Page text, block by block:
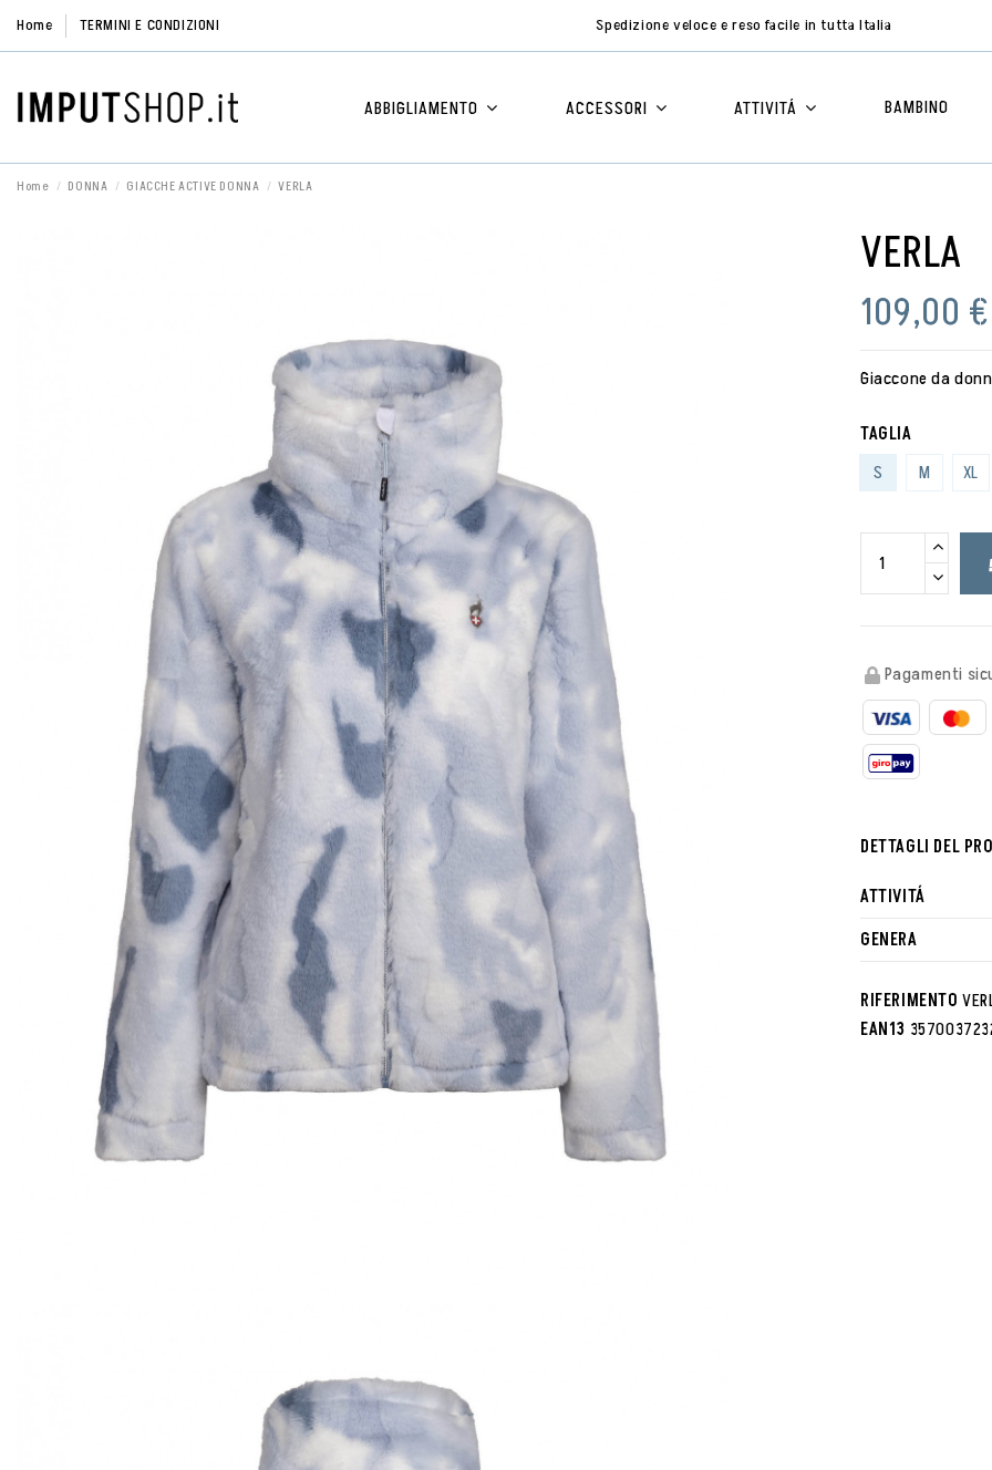
Home TERMINI E CONDIZIONI Spedizione veloce e reso facile in tutta Italia
ABBIGLIAMENTO ACCESSORI ATTIVITÁ BAMBINO
Home DONNA GIACCHE ACTIVE DONNA VERLA
VERLA
109,00 €
Giaccone da
TAGLIA
S
M XL
Pagamenti
DETTAGLI DEL
ATTIVITÁ
GENERA
RIFERIMENTO
EAN13